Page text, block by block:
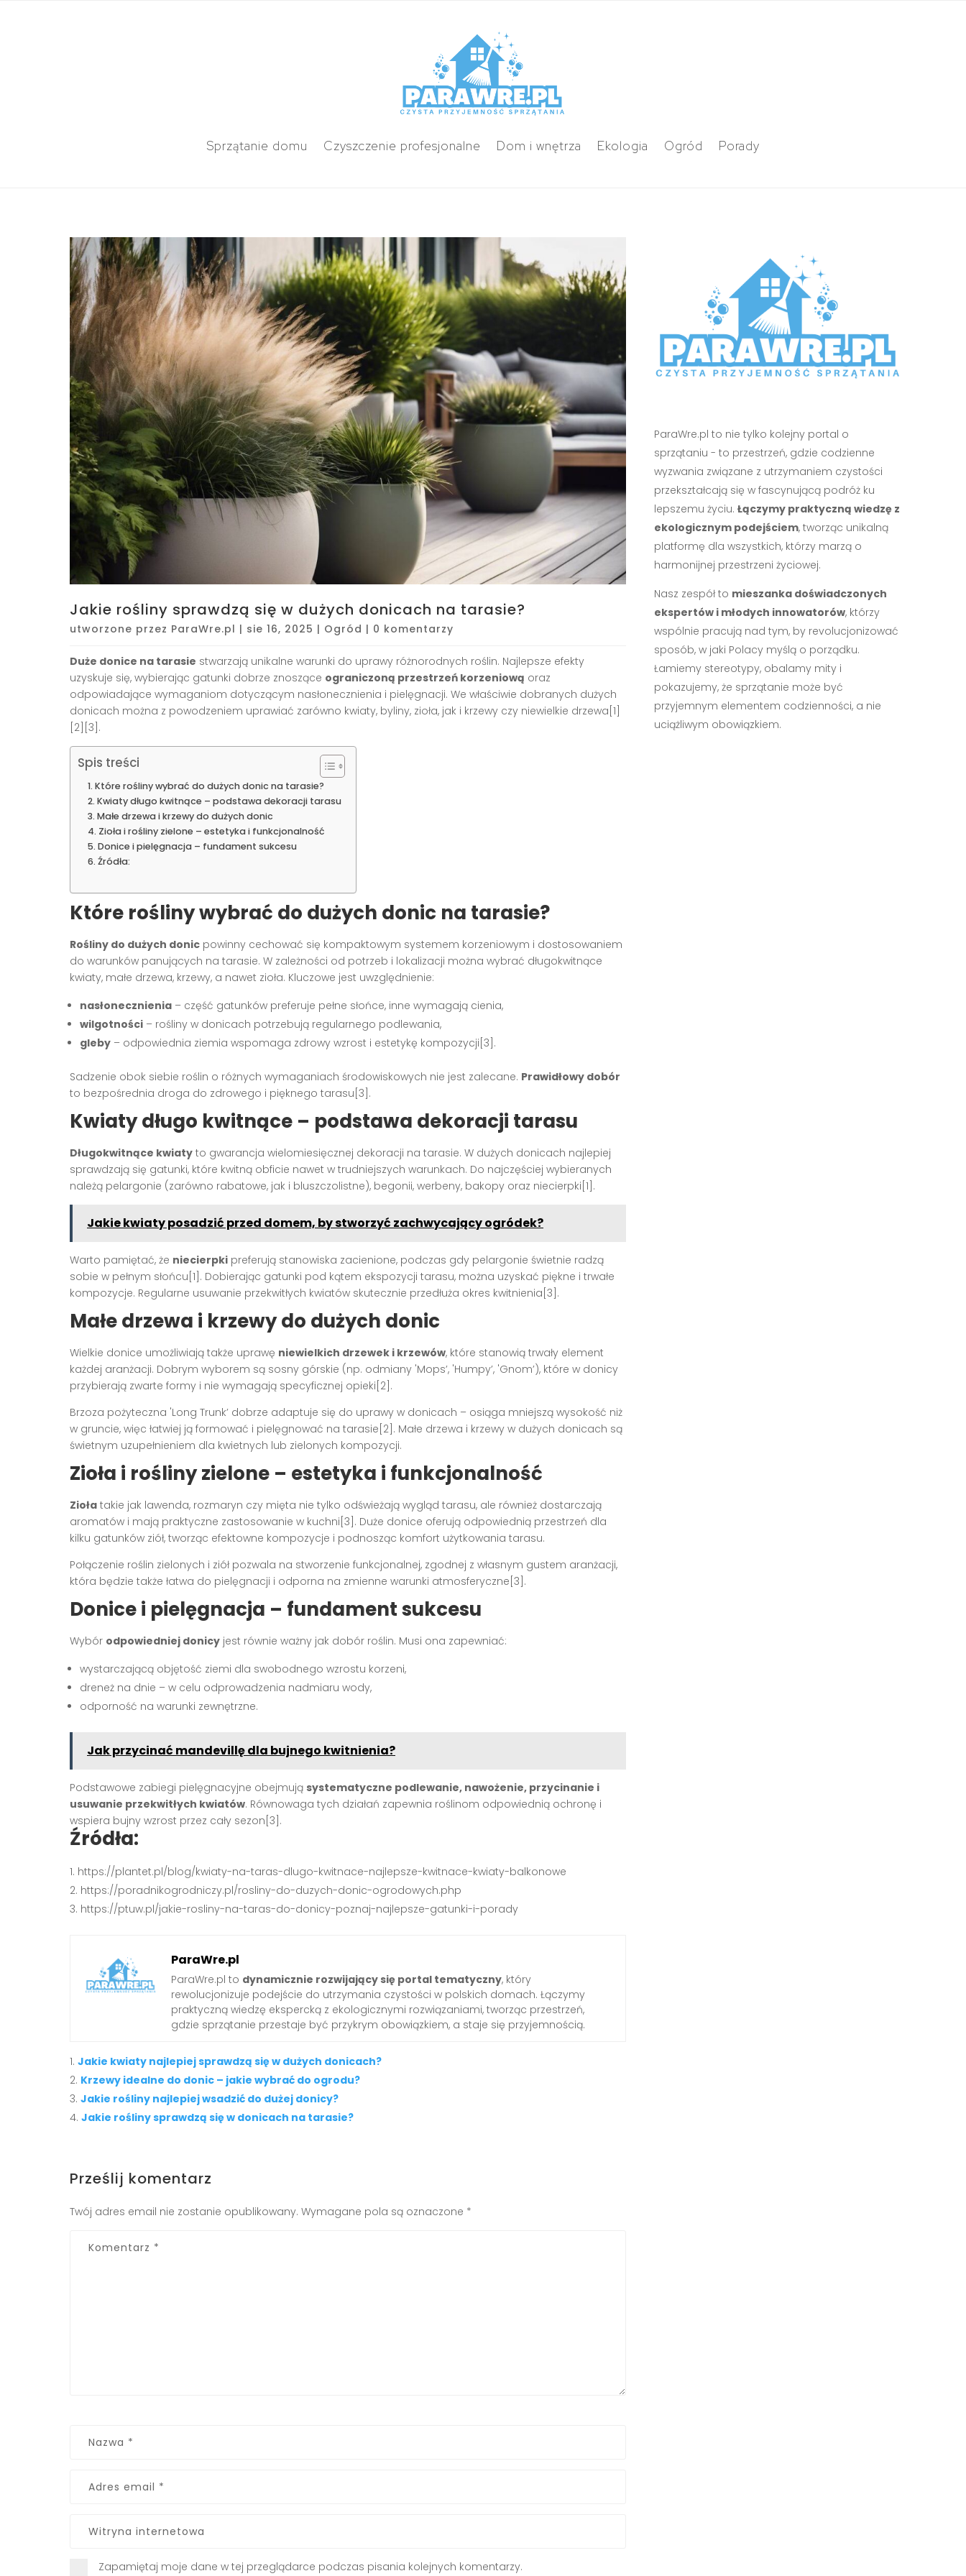
Sprzątanie domu Czyszczenie profesjonalne Dom i wnętrza Ekologia Ogród Porady
Jakie rośliny sprawdzą się w dużych donicach na tarasie?
utworzone przez ParaWre.pl | sie 16, 2025 | Ogród | 0 komentarzy
Duże donice na tarasie stwarzają unikalne warunki do uprawy różnorodnych roślin. Najlepsze efekty
uzyskuje się, wybierając gatunki dobrze znoszące ograniczoną przestrzeń korzeniową oraz
odpowiadające wymaganiom dotyczącym nasłonecznienia i pielęgnacji. We właściwie dobranych dużych
donicach można z powodzeniem uprawiać zarówno kwiaty, byliny, zioła, jak i krzewy czy niewielkie drzewa[1]
[2][3].
Spis treści
Które rośliny wybrać do dużych donic na tarasie?
Kwiaty długo kwitnące – podstawa dekoracji tarasu
Małe drzewa i krzewy do dużych donic
Zioła i rośliny zielone – estetyka i funkcjonalność
Donice i pielęgnacja – fundament sukcesu
Źródła:
Które rośliny wybrać do dużych donic na tarasie?
Rośliny do dużych donic powinny cechować się kompaktowym systemem korzeniowym i dostosowaniem
do warunków panujących na tarasie. W zależności od potrzeb i lokalizacji można wybrać długokwitnące
kwiaty, małe drzewa, krzewy, a nawet zioła. Kluczowe jest uwzględnienie:
nasłonecznienia – część gatunków preferuje pełne słońce, inne wymagają cienia,
wilgotności – rośliny w donicach potrzebują regularnego podlewania,
gleby – odpowiednia ziemia wspomaga zdrowy wzrost i estetykę kompozycji[3].
Sadzenie obok siebie roślin o różnych wymaganiach środowiskowych nie jest zalecane. Prawidłowy dobór
to bezpośrednia droga do zdrowego i pięknego tarasu[3].
Kwiaty długo kwitnące – podstawa dekoracji tarasu
Długokwitnące kwiaty to gwarancja wielomiesięcznej dekoracji na tarasie. W dużych donicach najlepiej
sprawdzają się gatunki, które kwitną obficie nawet w trudniejszych warunkach. Do najczęściej wybieranych
należą pelargonie (zarówno rabatowe, jak i bluszczolistne), begonii, werbeny, bakopy oraz niecierpki[1].
Jakie kwiaty posadzić przed domem, by stworzyć zachwycający ogródek?
Warto pamiętać, że niecierpki preferują stanowiska zacienione, podczas gdy pelargonie świetnie radzą
sobie w pełnym słońcu[1]. Dobierając gatunki pod kątem ekspozycji tarasu, można uzyskać piękne i trwałe
kompozycje. Regularne usuwanie przekwitłych kwiatów skutecznie przedłuża okres kwitnienia[3].
Małe drzewa i krzewy do dużych donic
Wielkie donice umożliwiają także uprawę niewielkich drzewek i krzewów, które stanowią trwały element
każdej aranżacji. Dobrym wyborem są sosny górskie (np. odmiany 'Mops’, 'Humpy’, 'Gnom’), które w donicy
przybierają zwarte formy i nie wymagają specyficznej opieki[2].
Brzoza pożyteczna 'Long Trunk’ dobrze adaptuje się do uprawy w donicach – osiąga mniejszą wysokość niż
w gruncie, więc łatwiej ją formować i pielęgnować na tarasie[2]. Małe drzewa i krzewy w dużych donicach są
świetnym uzupełnieniem dla kwietnych lub zielonych kompozycji.
Zioła i rośliny zielone – estetyka i funkcjonalność
Zioła takie jak lawenda, rozmaryn czy mięta nie tylko odświeżają wygląd tarasu, ale również dostarczają
aromatów i mają praktyczne zastosowanie w kuchni[3]. Duże donice oferują odpowiednią przestrzeń dla
kilku gatunków ziół, tworząc efektowne kompozycje i podnosząc komfort użytkowania tarasu.
Połączenie roślin zielonych i ziół pozwala na stworzenie funkcjonalnej, zgodnej z własnym gustem aranżacji,
która będzie także łatwa do pielęgnacji i odporna na zmienne warunki atmosferyczne[3].
Donice i pielęgnacja – fundament sukcesu
Wybór odpowiedniej donicy jest równie ważny jak dobór roślin. Musi ona zapewniać:
wystarczającą objętość ziemi dla swobodnego wzrostu korzeni,
dreneż na dnie – w celu odprowadzenia nadmiaru wody,
odporność na warunki zewnętrzne.
Jak przycinać mandevillę dla bujnego kwitnienia?
Podstawowe zabiegi pielęgnacyjne obejmują systematyczne podlewanie, nawożenie, przycinanie i
usuwanie przekwitłych kwiatów. Równowaga tych działań zapewnia roślinom odpowiednią ochronę i
wspiera bujny wzrost przez cały sezon[3].
Źródła:
https://plantet.pl/blog/kwiaty-na-taras-dlugo-kwitnace-najlepsze-kwitnace-kwiaty-balkonowe
https://poradnikogrodniczy.pl/rosliny-do-duzych-donic-ogrodowych.php
https://ptuw.pl/jakie-rosliny-na-taras-do-donicy-poznaj-najlepsze-gatunki-i-porady
ParaWre.pl
ParaWre.pl to dynamicznie rozwijający się portal tematyczny, który
rewolucjonizuje podejście do utrzymania czystości w polskich domach. Łączymy
praktyczną wiedzę ekspercką z ekologicznymi rozwiązaniami, tworząc przestrzeń,
gdzie sprzątanie przestaje być przykrym obowiązkiem, a staje się przyjemnością.
Jakie kwiaty najlepiej sprawdzą się w dużych donicach?
Krzewy idealne do donic – jakie wybrać do ogrodu?
Jakie rośliny najlepiej wsadzić do dużej donicy?
Jakie rośliny sprawdzą się w donicach na tarasie?
Prześlij komentarz
Twój adres email nie zostanie opublikowany. Wymagane pola są oznaczone *
Zapamiętaj moje dane w tej przeglądarce podczas pisania kolejnych komentarzy.
ParaWre.pl to nie tylko kolejny portal o
sprzątaniu - to przestrzeń, gdzie codzienne
wyzwania związane z utrzymaniem czystości
przekształcają się w fascynującą podróż ku
lepszemu życiu. Łączymy praktyczną wiedzę z
ekologicznym podejściem, tworząc unikalną
platformę dla wszystkich, którzy marzą o
harmonijnej przestrzeni życiowej.
Nasz zespół to mieszanka doświadczonych
ekspertów i młodych innowatorów, którzy
wspólnie pracują nad tym, by revolucjonizować
sposób, w jaki Polacy myślą o porządku.
Łamiemy stereotypy, obalamy mity i
pokazujemy, że sprzątanie może być
przyjemnym elementem codzienności, a nie
uciążliwym obowiązkiem.